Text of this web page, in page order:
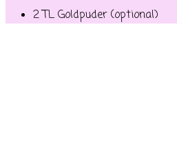
2 TL Goldpuder (optional)